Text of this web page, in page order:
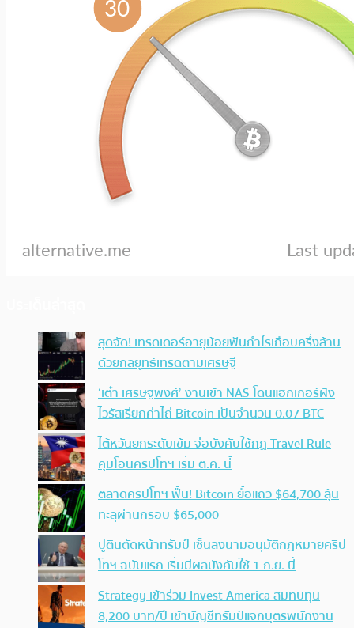
สุดจัด! เทรดเดอร์อายุน้อยฟันกำไรเกือบครึ่งล้าน
ด้วยกลยุทธ์เทรดตามเศรษฐี
‘เต๋า เศรษฐพงศ์’ งานเข้า NAS โดนแฮกเกอร์ฝัง
ไวรัสเรียกค่าไถ่ Bitcoin เป็นจำนวน 0.07 BTC
ไต้หวันยกระดับเข้ม จ่อบังคับใช้กฏ Travel Rule
คุมโอนคริปโทฯ เริ่ม ต.ค. นี้
ตลาดคริปโทฯ ฟื้น! Bitcoin ยื้อแถว $64,700 ลุ้น
ทะลุผ่านกรอบ $65,000
ปูตินตัดหน้าทรัมป์ เซ็นลงนามอนุมัติกฎหมายคริป
โทฯ ฉบับแรก เริ่มมีผลบังคับใช้ 1 ก.ย. นี้
Strategy เข้าร่วม Invest America สมทบทุน
8,200 บาท/ปี เข้าบัญชีทรัมป์แจกบุตรพนักงาน